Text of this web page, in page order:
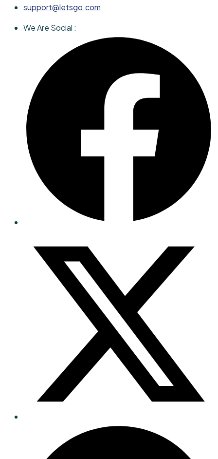
support@letsgo.com
We Are Social :